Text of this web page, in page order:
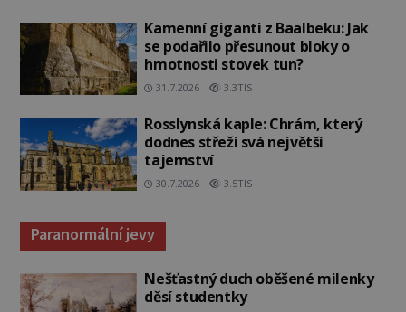
Kamenní giganti z Baalbeku: Jak
se podařilo přesunout bloky o
hmotnosti stovek tun?
31.7.2026 3.3TIS
Rosslynská kaple: Chrám, který
dodnes střeží svá největší
tajemství
30.7.2026 3.5TIS
Paranormální jevy
Nešťastný duch oběšené milenky
děsí studentky